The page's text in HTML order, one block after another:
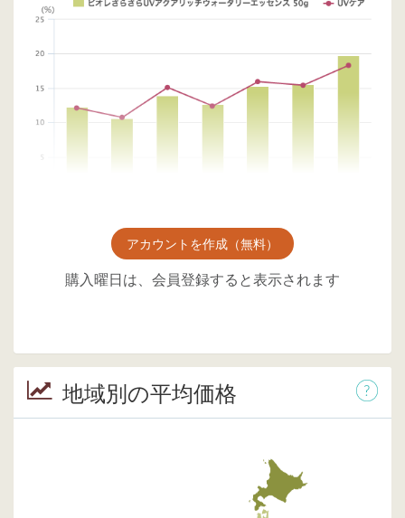
アカウントを作成（無料）
購入曜日は、会員登録すると表示されます
地域別の平均価格